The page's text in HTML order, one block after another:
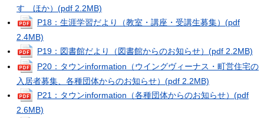
す ほか） (pdf 2.2MB)
P18：生涯学習だより（教室・講座・受講生募集） (pdf
2.4MB)
P19：図書館だより（図書館からのお知らせ） (pdf 2.2MB)
P20：タウンinformation（ウイングヴィーナス・町営住宅の
入居者募集、各種団体からのお知らせ） (pdf 2.2MB)
P21：タウンinformation（各種団体からのお知らせ） (pdf
2.6MB)